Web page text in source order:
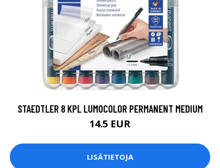
STAEDTLER 8 KPL LUMOCOLOR PERMANENT MEDIUM
14.5 EUR
LISÄTIETOJA